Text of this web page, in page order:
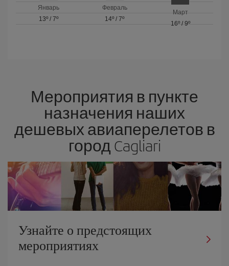
Январь
13º /7º
Февраль
14º / 7º
Март
16º/ 9º
Мероприятия в пункте
назначения наших
дешевых авиаперелетов в
город Cagliari
Узнайте о предстоящих
мероприятиях